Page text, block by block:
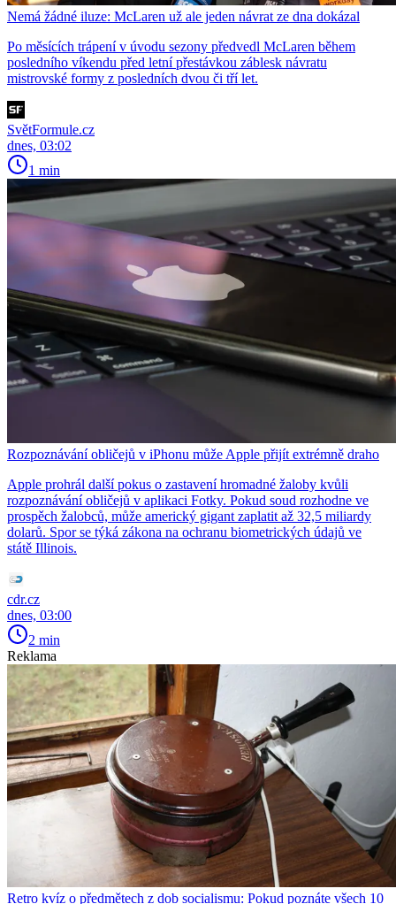
Nemá žádné iluze: McLaren už ale jeden návrat ze dna dokázal
Po měsících trápení v úvodu sezony předvedl McLaren během
posledního víkendu před letní přestávkou záblesk návratu
mistrovské formy z posledních dvou či tří let.
SvětFormule.cz
dnes, 03:02
1 min
Rozpoznávání obličejů v iPhonu může Apple přijít extrémně draho
Apple prohrál další pokus o zastavení hromadné žaloby kvůli
rozpoznávání obličejů v aplikaci Fotky. Pokud soud rozhodne ve
prospěch žalobců, může americký gigant zaplatit až 32,5 miliardy
dolarů. Spor se týká zákona na ochranu biometrických údajů ve
státě Illinois.
cdr.cz
dnes, 03:00
2 min
Reklama
Retro kvíz o předmětech z dob socialismu: Pokud poznáte všech 10